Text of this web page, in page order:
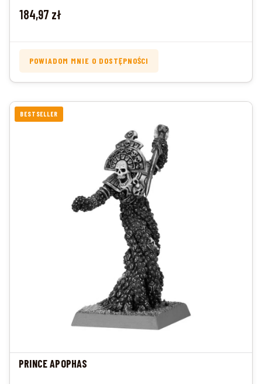
Cena
184,97 zł
POWIADOM MNIE O DOSTĘPNOŚCI
BESTSELLER
PRINCE APOPHAS